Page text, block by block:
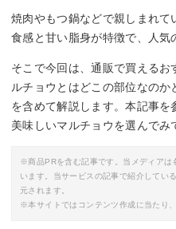
焼肉やもつ鍋などで親しまれて
食感と甘い脂身が特徴で、人気
そこで今回は、通販で買える
ルチョウとはどこの部位なの
を含めて解説します。本記事
美味しいマルチョウを選んでみ
※商品PRを含む記事です。当メディアは
います。当サービスの記事で紹介してい
元されます。
※本サイトではコンテンツ作成に当たり